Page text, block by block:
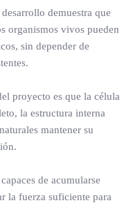
demuestra que
organismos vivos pueden
sin depender de
proyecto es que la célula
la estructura interna
mantener su
de acumularse
la fuerza suficiente para